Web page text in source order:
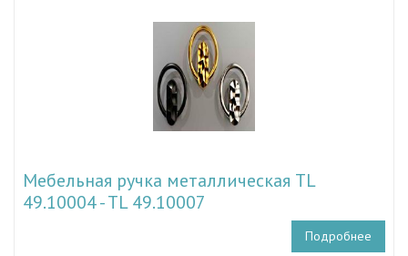
Мебельная ручка металлическая TL
49.10004 - TL 49.10007
Подробнее